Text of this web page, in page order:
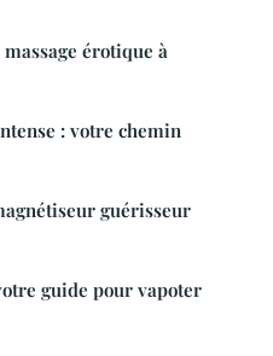
érotique à
: votre chemin
guérisseur
guide pour vapoter